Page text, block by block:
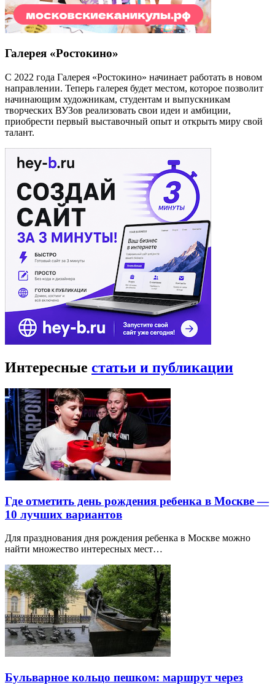
Галерея «Ростокино»
С 2022 года Галерея «Ростокино» начинает работать в новом
направлении. Теперь галерея будет местом, которое позволит
начинающим художникам, студентам и выпускникам
творческих ВУЗов реализовать свои идеи и амбиции,
приобрести первый выставочный опыт и открыть миру свой
талант.
Интересные статьи и публикации
Где отметить день рождения ребенка в Москве —
10 лучших вариантов
Для празднования дня рождения ребенка в Москве можно
найти множество интересных мест…
Бульварное кольцо пешком: маршрут через